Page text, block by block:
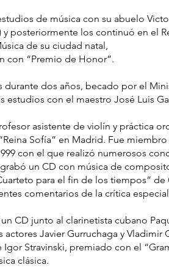
de música con su abuelo
posteriormente los continuó en el
de su ciudad natal,
con “Premio de Honor”.
durante dos años, becado por el
estudios con el maestro José Luis
asistente de violín y práctica
Sofía” en Madrid. Fue
con el que realizó numerosos
un CD con música de
para el fin de los tiempos” de
comentarios de la crítica
CD junto al clarinetista cubano
actores Javier Gurruchaga y Vladimir
Stravinski, premiado con el
clásica.